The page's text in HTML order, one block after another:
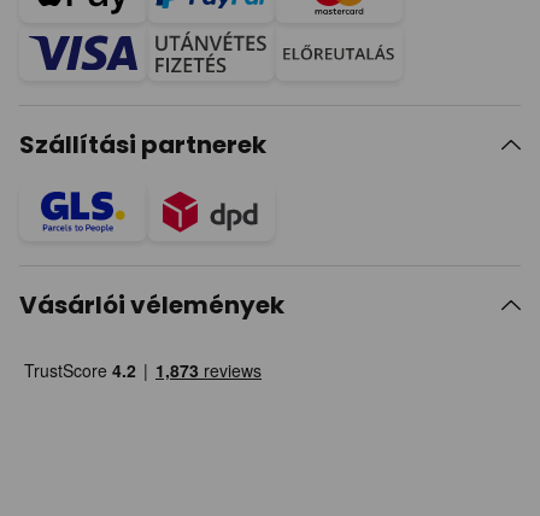
Szállítási partnerek
Vásárlói vélemények